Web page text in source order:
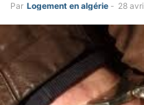
Par Logement en algérie - 28